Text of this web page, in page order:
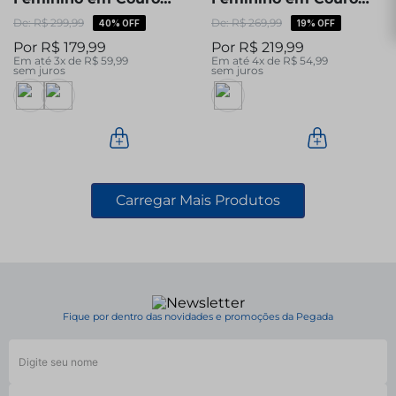
Milk 213001-02
R$ 299,99 40% OFF
R$ 179,99
Em até 3x de R$ 59,99
sem juros
Branco 211218-01
R$ 269,99 19% OFF
R$ 219,99
Em até 4x de R$ 54,99
sem juros
Fique por dentro das novidades e promoções da Pegada